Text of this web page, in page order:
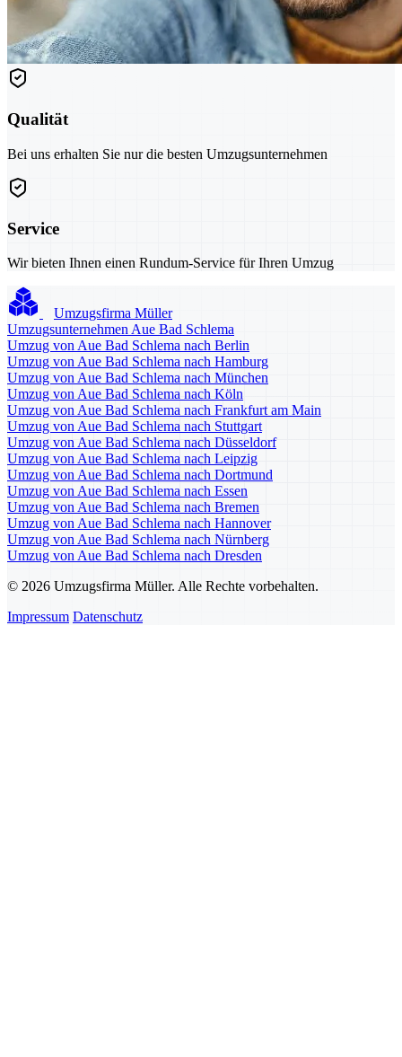
Qualität
Bei uns erhalten Sie nur die besten Umzugsunternehmen
Service
Wir bieten Ihnen einen Rundum-Service für Ihren Umzug
Umzugsfirma Müller
Umzugsunternehmen Aue Bad Schlema
Umzug von Aue Bad Schlema nach Berlin
Umzug von Aue Bad Schlema nach Hamburg
Umzug von Aue Bad Schlema nach München
Umzug von Aue Bad Schlema nach Köln
Umzug von Aue Bad Schlema nach Frankfurt am Main
Umzug von Aue Bad Schlema nach Stuttgart
Umzug von Aue Bad Schlema nach Düsseldorf
Umzug von Aue Bad Schlema nach Leipzig
Umzug von Aue Bad Schlema nach Dortmund
Umzug von Aue Bad Schlema nach Essen
Umzug von Aue Bad Schlema nach Bremen
Umzug von Aue Bad Schlema nach Hannover
Umzug von Aue Bad Schlema nach Nürnberg
Umzug von Aue Bad Schlema nach Dresden
© 2026 Umzugsfirma Müller. Alle Rechte vorbehalten.
Impressum Datenschutz